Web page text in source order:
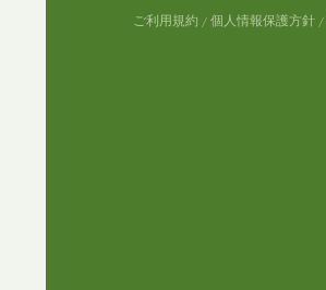
ご利用規約 個人情報保護方針